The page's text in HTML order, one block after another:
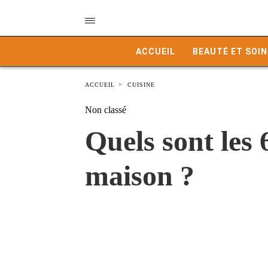
ACCUEIL BEAUTÉ ET SOIN
ACCUEIL CUISINE
Non classé
Quels sont les
maison ?